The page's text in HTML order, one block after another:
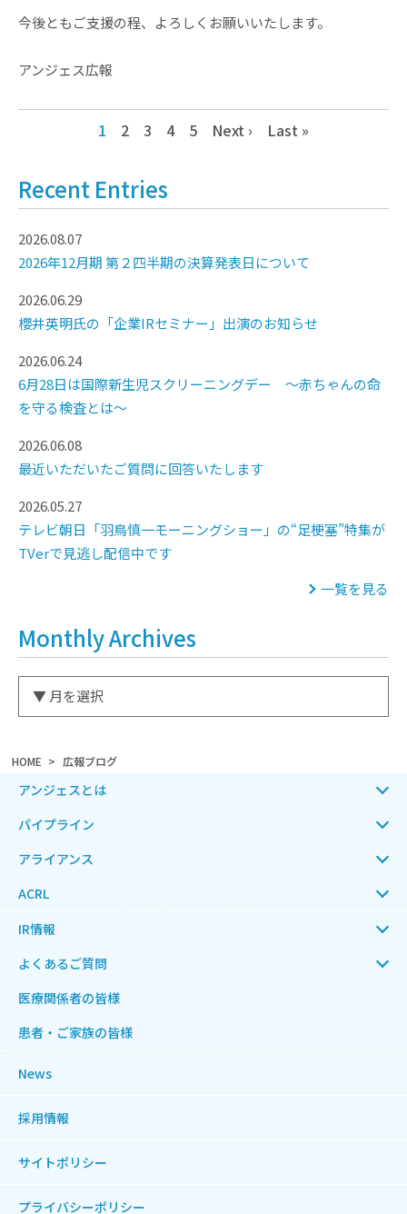
HOME 広報ブログ
今後ともご支援の程、よろしくお願いいたします。
アンジェス広報
1 2 3 4 5 Next › Last »
Recent Entries
2026.08.07
2026年12月期 第２四半期の決算発表日について
2026.06.29
櫻井英明氏の「企業IRセミナー」出演のお知らせ
2026.06.24
6月28日は国際新生児スクリーニングデー ～赤ちゃんの命
を守る検査とは～
2026.06.08
最近いただいたご質問に回答いたします
2026.05.27
テレビ朝日「羽鳥慎一モーニングショー」の“足梗塞”特集が
TVerで見逃し配信中です
一覧を見る
Monthly Archives
アンジェスとは
パイプライン
アライアンス
ACRL
IR情報
よくあるご質問
医療関係者の皆様
患者・ご家族の皆様
News
採用情報
サイトポリシー
プライバシーポリシー